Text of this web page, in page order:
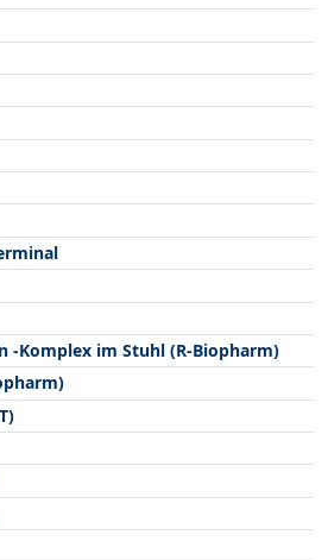
-Komplex im Stuhl (R-Biopharm)